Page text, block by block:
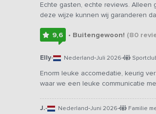
Echte gasten, echte reviews.
deze wijze kunnen wij garanderen
9,6 • Buitengewoon! (80
Elly- Nederland-Juli 2026-
Enorm leuke accomedatie, keurig
waar we een leuke communicatie
J.- Nederland-Juni 2026- Familie